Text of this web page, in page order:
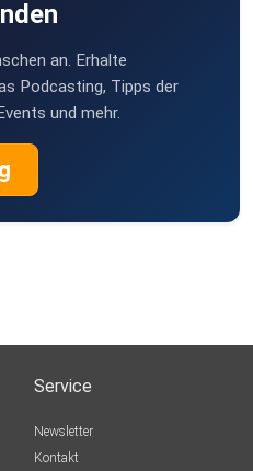
an. Erhalte
Podcasting, Tipps der
und mehr.
Service
Newsletter
Kontakt